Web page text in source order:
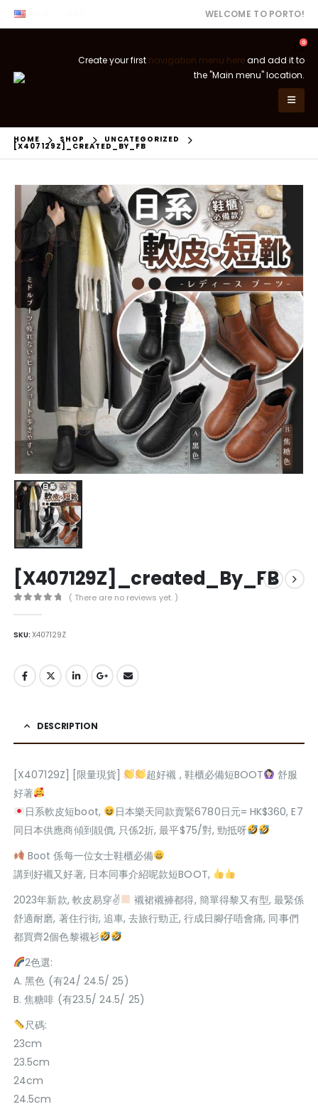
WELCOME TO PORTO!
0
Create your first navigation menu hereand add it to
the "Main menu" location.
HOME SHOP UNCATEGORIZED
[X407129Z]_CREATED_BY_FB
[X407129Z]_created_By_FB
( There are no reviews yet. )
SKU:X407129Z
DESCRIPTION
[X407129Z] [限量現貨] 超好襯 , 鞋櫃必備短BOOT
舒服
好著
日系軟皮短boot,
日本樂天同款賣緊6780日元= HK$360, E7
同日本供應商傾到靚價, 只係2折, 最平$75/對, 勁抵呀
Boot 係每一位女士鞋櫃必備
講到好襯又好著, 日本同事介紹呢款短BOOT,
2023年新款, 軟皮易穿✌
襯裙襯褲都得, 簡單得黎又有型, 最緊係
舒適耐磨, 著住行街, 追車, 去旅行勁正, 行成日腳仔唔會痛, 同事們
都買齊2個色黎襯衫
2色選:
A. 黑色 (有24/ 24.5/ 25)
B. 焦糖啡 (有23.5/ 24.5/ 25)
尺碼:
23cm
23.5cm
24cm
24.5cm